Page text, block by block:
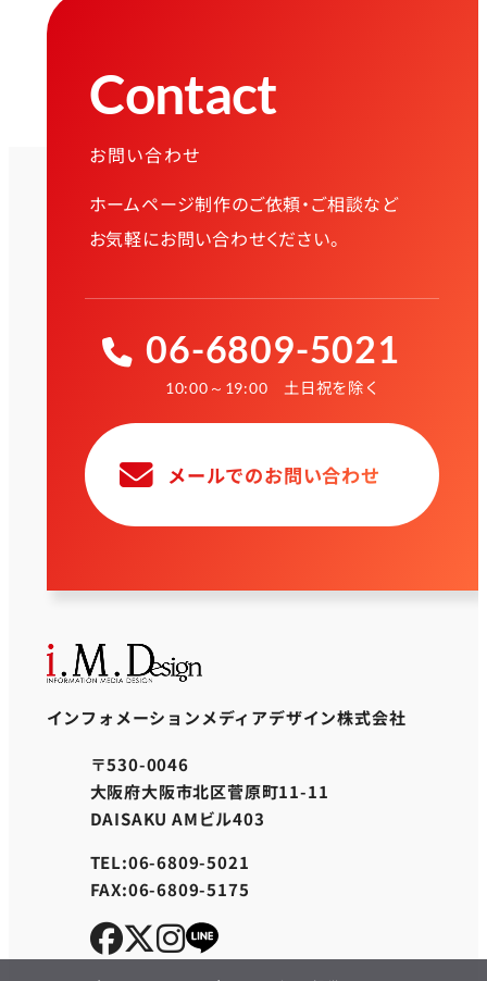
Contact
お問い合わせ
ホームページ制作のご依頼・ご相談など
お気軽にお問い合わせください。
06-6809-5021
10:00～19:00 土日祝を除く
メールでのお問い合わせ
インフォメーションメディアデザイン株式会社
〒530-0046
大阪府大阪市北区菅原町11-11
DAISAKU AMビル403
TEL:06-6809-5021
FAX:06-6809-5175